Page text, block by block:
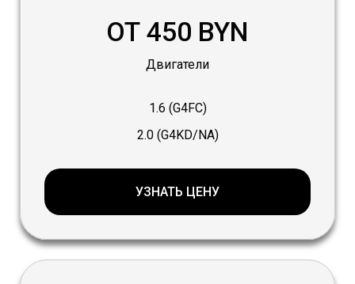
ОТ 450 BYN
Двигатели
1.6 (G4FC)
2.0 (G4KD/NA)
УЗНАТЬ ЦЕНУ